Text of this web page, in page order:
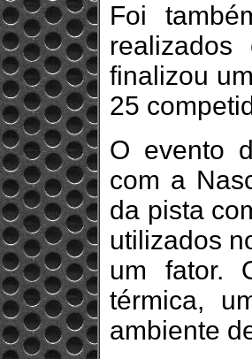
Foi
finalizou
25
O evento
com a
da pista
utilizados
um fator.
térmica,
ambiente